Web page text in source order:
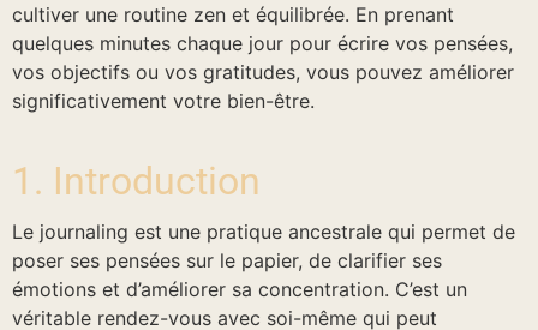
cultiver une routine zen et équilibrée. En prenant
quelques minutes chaque jour pour écrire vos pensées,
vos objectifs ou vos gratitudes, vous pouvez améliorer
significativement votre bien-être.
1. Introduction
Le journaling est une pratique ancestrale qui permet de
poser ses pensées sur le papier, de clarifier ses
émotions et d’améliorer sa concentration. C’est un
véritable rendez-vous avec soi-même qui peut